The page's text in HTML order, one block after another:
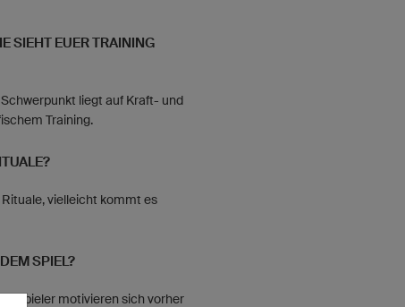
SIEHT EUER TRAINING
liegt auf Kraft- und
Training.
vielleicht kommt es
SPIEL?
Spieler motivieren sich vorher